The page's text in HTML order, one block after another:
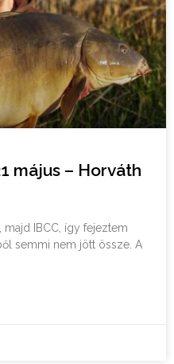
május – Horváth
majd IBCC, így fejeztem
semmi nem jött össze. A